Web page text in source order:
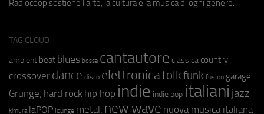
Radiocoop sostiene l'arte, la cultura e la musica di ogni genere.
TAG CLOUD
ambient beat blues bossa cantautore classica country
crossover dance disco elettronicafolkfunk fusion garage
Grunge; hard rock hip hop indie indie pop italiani jazz
kimura laPOP lounge metal; new wave nuova musica italiana